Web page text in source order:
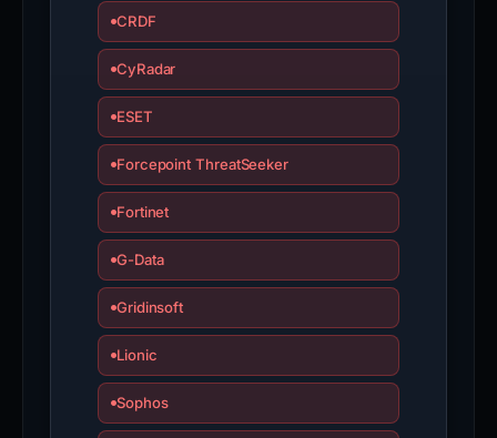
CRDF
CyRadar
ESET
Forcepoint ThreatSeeker
Fortinet
G-Data
Gridinsoft
Lionic
Sophos